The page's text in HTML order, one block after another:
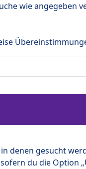
wie angegeben
denen gesucht
du die Option